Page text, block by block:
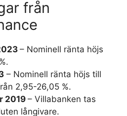
från
– Nominell ränta höjs
– Nominell ränta höjs till
2,95-26,05 %.
2019 – Villabanken tas
långivare.